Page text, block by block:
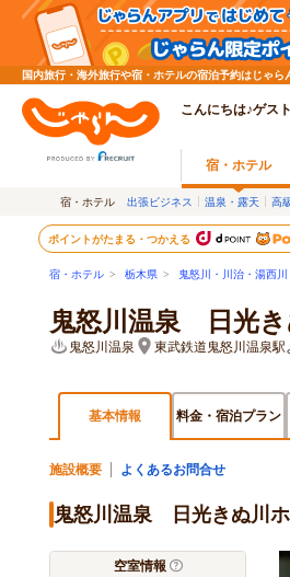
国内旅行・海外旅行や宿・ホテルの宿泊予約はじゃ
こんにちは♪ゲス
宿・ホテル
宿・ホテル 出張ビジネス 温泉・露天 高
ポイントがたまる・つかえる
宿・ホテル > 栃木県 > 鬼怒川・川治・湯西
鬼怒川温泉 日光き
鬼怒川温泉 東武鉄道鬼怒川温泉
基本情報 料金・宿泊プラン
施設概要 よくあるお問合せ
鬼怒川温泉 日光きぬ川
空室情報